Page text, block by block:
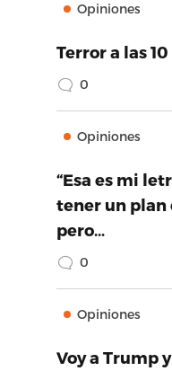
Opiniones
Terror a las 10
0
Opiniones
“Esa es mi
tener un plan
pero…
0
Opiniones
Voy a Trump